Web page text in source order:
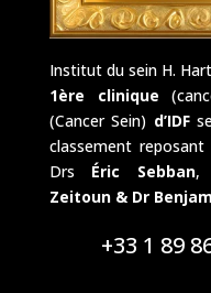
Institut du sein H.
1ère clinique
(Cancer Sein) d’IDF
classement
Drs Éric Sebban,
Zeitoun & Dr
+33 1 89